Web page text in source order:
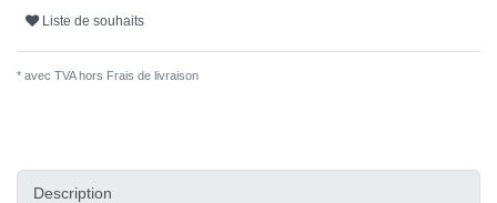
Liste de souhaits
* avec TVA hors Frais de livraison
Description